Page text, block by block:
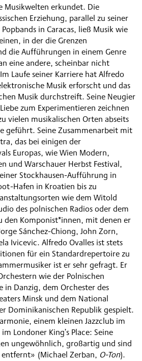
Musikwelten erkundet. Die
Erziehung, parallel zu seiner
in Caracas, ließ Musik wie
in der die Grenzen
die Aufführungen in einem Genre
eine andere, scheinbar nicht
Laufe seiner Karriere hat Alfredo
Musik erforscht und das
Musik durchstreift. Seine Neugier
zum Experimentieren zeichnen
vielen musikalischen Orten abseits
geführt. Seine Zusammenarbeit mit
das bei einigen der
Europas, wie Wien Modern,
und Warschauer Herbst Festival,
Stockhausen-Aufführung in
Hafen in Kroatien bis zu
wie dem Witold
des polnischen Radios oder dem
den Komponist*innen, mit denen er
Sánchez-Chiong, John Zorn,
Ivicevic. Alfredo Ovalles ist stets
für ein Standardrepertoire zu
ist er sehr gefragt. Er
wie der Polnischen
in Danzig, dem Orchester des
Minsk und dem National
Dominikanischen Republik gespielt.
einem kleinen Jazzclub im
Londoner King’s Place: Seine
ungewöhnlich, großartig und sind
(Michael Zerban, O-Ton).